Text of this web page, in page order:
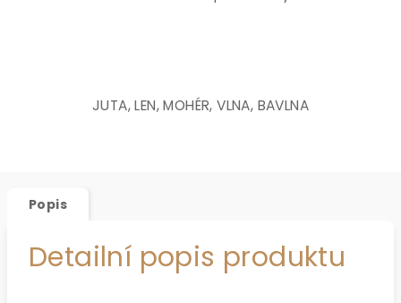
JUTA, LEN, MOHÉR, VLNA, BAVLNA
Popis
Detailní popis produktu